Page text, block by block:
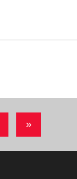
Nächste
»